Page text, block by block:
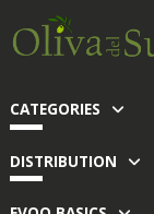
CATEGORIES
DISTRIBUTION